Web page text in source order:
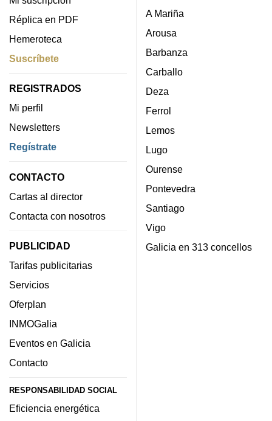
Réplica en PDF
Hemeroteca
Suscríbete
REGISTRADOS
Mi perfil
Newsletters
Regístrate
CONTACTO
Cartas al director
Contacta con nosotros
PUBLICIDAD
Tarifas publicitarias
Servicios
Oferplan
INMOGalia
Eventos en Galicia
Contacto
RESPONSABILIDAD SOCIAL
Eficiencia energética
A Mariña
Arousa
Barbanza
Carballo
Deza
Ferrol
Lemos
Lugo
Ourense
Pontevedra
Santiago
Vigo
Galicia en 313 concellos